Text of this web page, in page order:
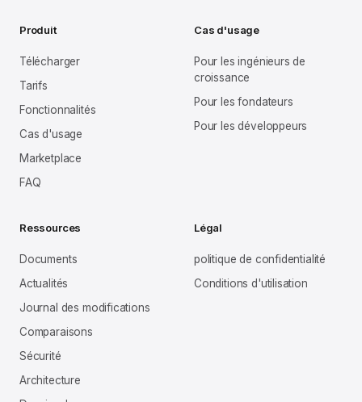
Produit
Télécharger
Tarifs
Fonctionnalités
Cas d'usage
Marketplace
FAQ
Cas d'usage
Pour les ingénieurs de
croissance
Pour les fondateurs
Pour les développeurs
Ressources
Documents
Actualités
Journal des modifications
Comparaisons
Sécurité
Architecture
Légal
politique de confidentialité
Conditions d'utilisation